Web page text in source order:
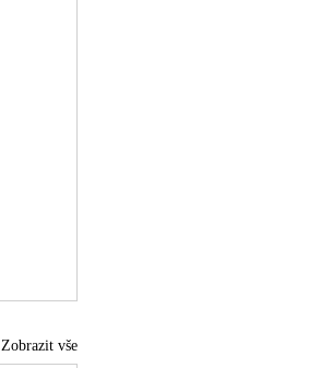
Zobrazit vše